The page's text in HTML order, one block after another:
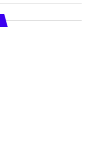
قسم الاخبار